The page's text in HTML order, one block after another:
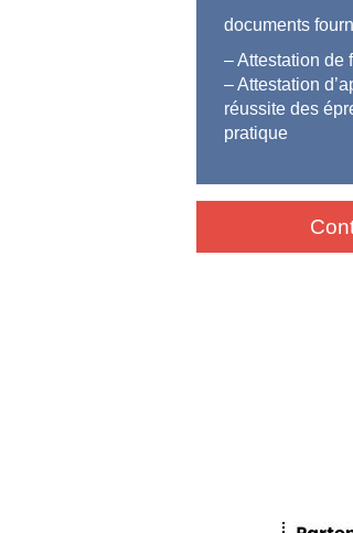
documents
– Attestation de
– Attestation
réussite des
pratique